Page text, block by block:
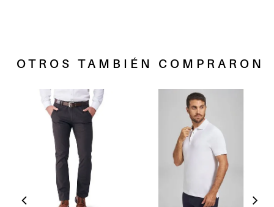
OTROS TAMBIÉN COMPRARON